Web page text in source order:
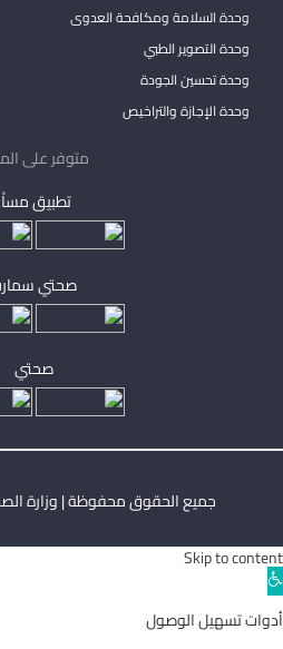
وحدة السلامة ومكافحة العدوى
وحدة التصوير الطبي
وحدة تحسين الجودة
وحدة الإجازة والتراخيص
متوفر على
تطبيق
صحتي
صحتي
جميع الحقوق محفوظة | وزارة الصحة
Skip to content
Open
toolbar
أدوات تسهيل الوصول